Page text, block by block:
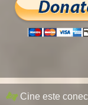
Cine este